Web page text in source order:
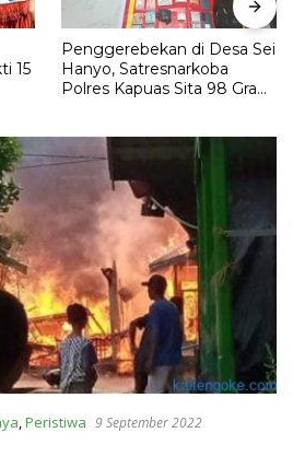
15
Penggerebekan di Desa Sei
Hanyo, Satresnarkoba
Polres Kapuas Sita 98 Gram
,Peristiwa 9 September 2022